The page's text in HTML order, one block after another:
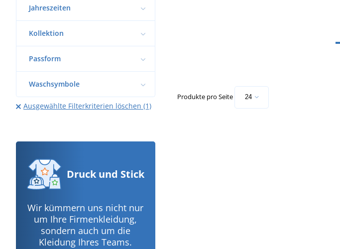
Jahreszeiten
Kollektion
Passform
Waschsymbole
Ausgewählte Filterkriterien löschen (1)
Druck und Stick
Wir kümmern uns nicht nur
um Ihre Firmenkleidung,
sondern auch um die
Kleidung Ihres Teams.
Produkte pro Seite